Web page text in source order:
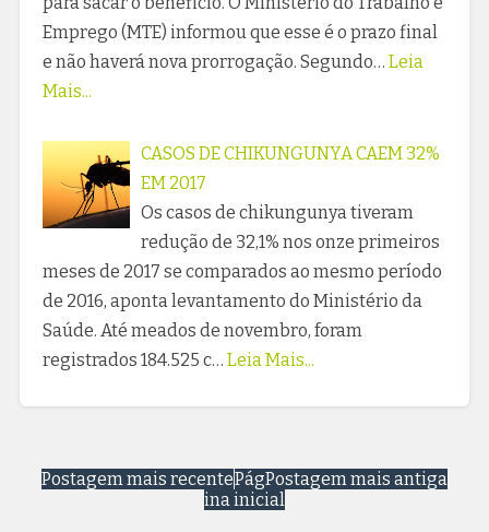
Emprego (MTE) informou que esse é o prazo final
e não haverá nova prorrogação. Segundo… Leia
Mais...
CASOS DE CHIKUNGUNYA CAEM 32%
EM 2017
Os casos de chikungunya tiveram
redução de 32,1% nos onze primeiros
meses de 2017 se comparados ao mesmo período
de 2016, aponta levantamento do Ministério da
Saúde. Até meados de novembro, foram
registrados 184.525 c… Leia Mais...
Postagem mais recente Postagem mais antiga
Pág
ina inicial